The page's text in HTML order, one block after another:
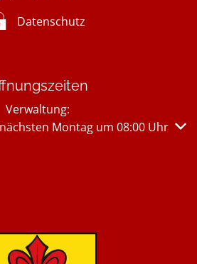
Datenschutz
Verwaltung:
oder Schließzeiten
Montag um 08:00 Uhr